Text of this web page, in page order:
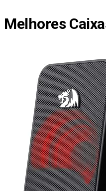
Melhores